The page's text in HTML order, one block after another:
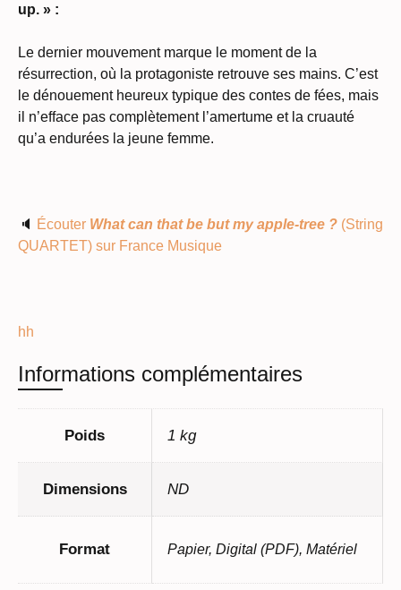
up. » :
Le dernier mouvement marque le moment de la
résurrection, où la protagoniste retrouve ses mains. C’est
le dénouement heureux typique des contes de fées, mais
il n’efface pas complètement l’amertume et la cruauté
qu’a endurées la jeune femme.
🔈 Écouter What can that be but my apple-tree ? (String
QUARTET) sur France Musique
hh
Informations complémentaires
Poids 1 kg
Dimensions ND
Format Papier, Digital (PDF), Matériel